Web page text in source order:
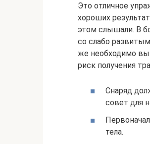
Это отличное
хороших
этом слышали. В
со слабо
же необходимо
риск получения
Снаряд
совет для
тела.